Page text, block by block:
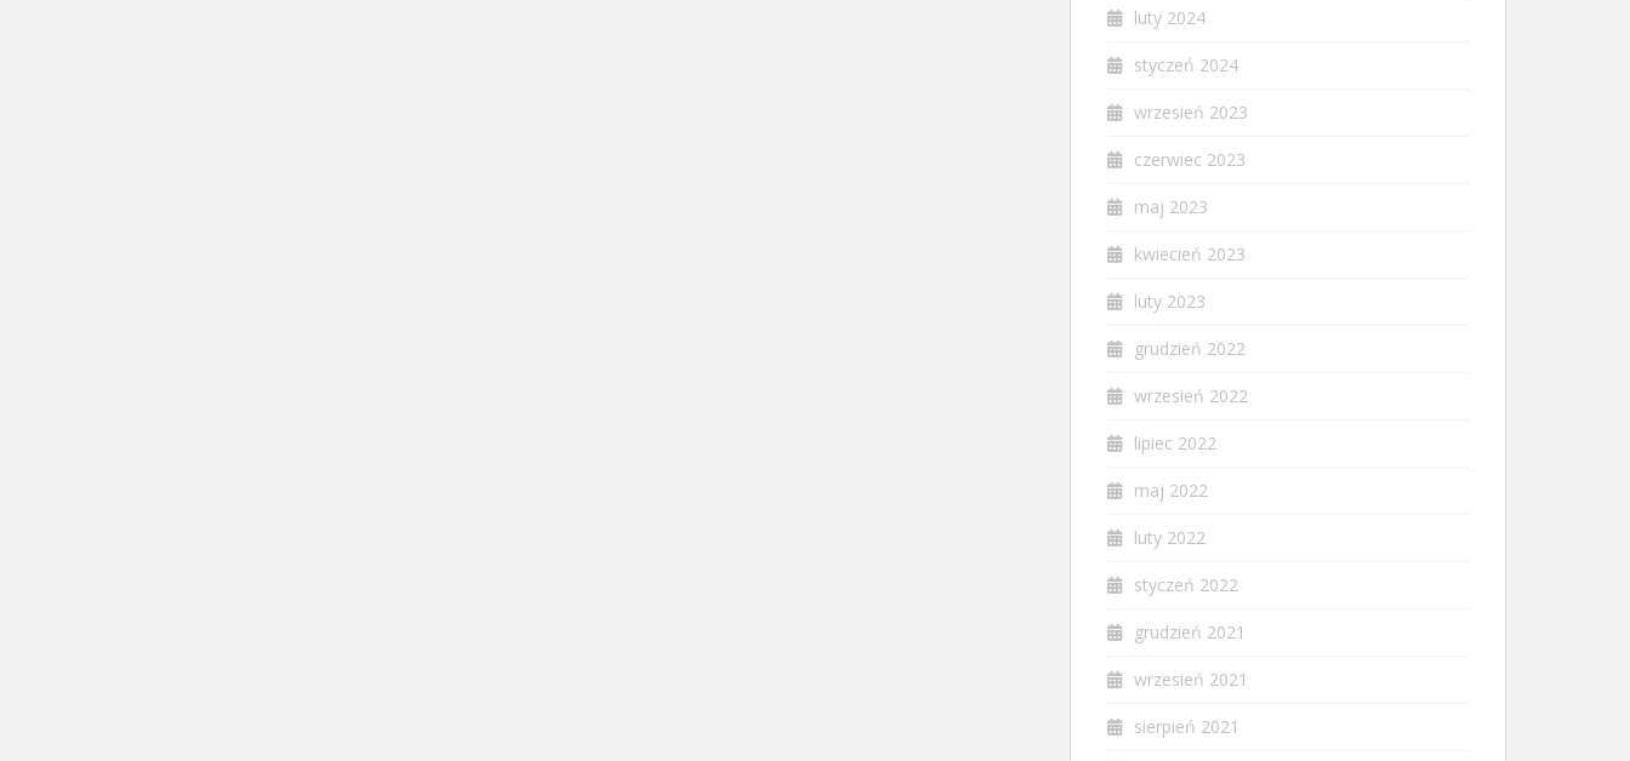
luty 2024
styczeń 2024
wrzesień 2023
czerwiec 2023
maj 2023
kwiecień 2023
luty 2023
grudzień 2022
wrzesień 2022
lipiec 2022
maj 2022
luty 2022
styczeń 2022
grudzień 2021
wrzesień 2021
sierpień 2021